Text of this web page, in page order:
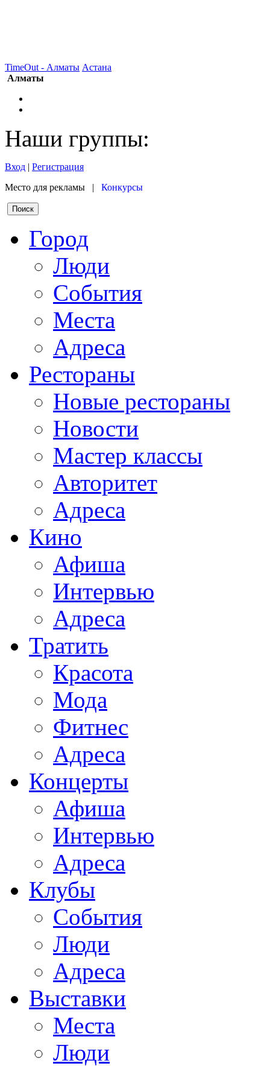
TimeOut - Алматы Астана
Алматы
Наши группы:
Вход | Регистрация
Место для рекламы | Конкурсы
Город
Люди
События
Места
Адреса
Рестораны
Новые рестораны
Новости
Мастер классы
Авторитет
Адреса
Кино
Афиша
Интервью
Адреса
Тратить
Красота
Мода
Фитнес
Адреса
Концерты
Афиша
Интервью
Адреса
Клубы
События
Люди
Адреса
Выставки
Места
Люди